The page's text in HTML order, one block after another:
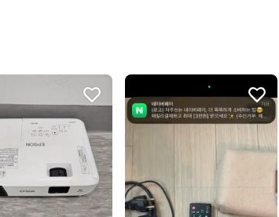
꼭 필요한 문의만 해요.